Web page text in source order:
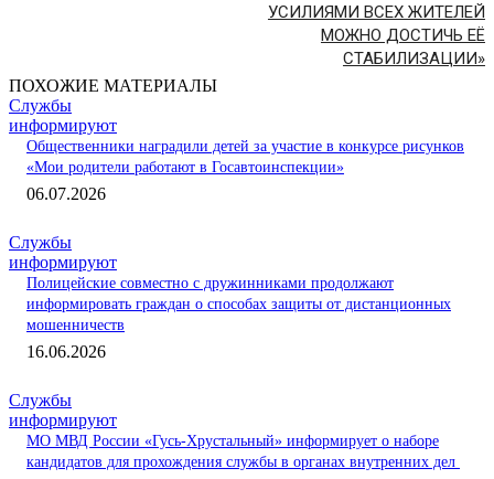
УСИЛИЯМИ ВСЕХ ЖИТЕЛЕЙ
МОЖНО ДОСТИЧЬ ЕЁ
СТАБИЛИЗАЦИИ»
ПОХОЖИЕ МАТЕРИАЛЫ
Службы
информируют
Общественники наградили детей за участие в конкурсе рисунков
«Мои родители работают в Госавтоинспекции»
06.07.2026
Службы
информируют
Полицейские совместно с дружинниками продолжают
информировать граждан о способах защиты от дистанционных
мошенничеств
16.06.2026
Службы
информируют
МО МВД России «Гусь-Хрустальный» информирует о наборе
кандидатов для прохождения службы в органах внутренних дел